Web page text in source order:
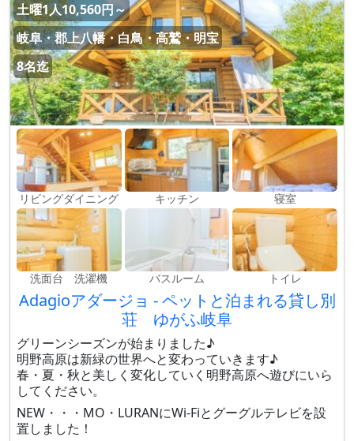
土曜1人10,560円～
岐阜・郡上八幡・白鳥・高鷲・明宝
8名迄
リビングダイニング キッチン 寝室
洗面台 洗濯機 バスルーム トイレ
Adagioアダージョ - ペットと泊まれる貸し別
荘 ゆがふ岐阜
グリーンシーズンが始まりました♪
明野高原は新緑の世界へと変わっていきます♪
春・夏・秋と美しく変化していく明野高原へ遊びにいら
してください。
NEW・・・MO・LURANにWi-Fiとグーグルテレビを設
置しました！